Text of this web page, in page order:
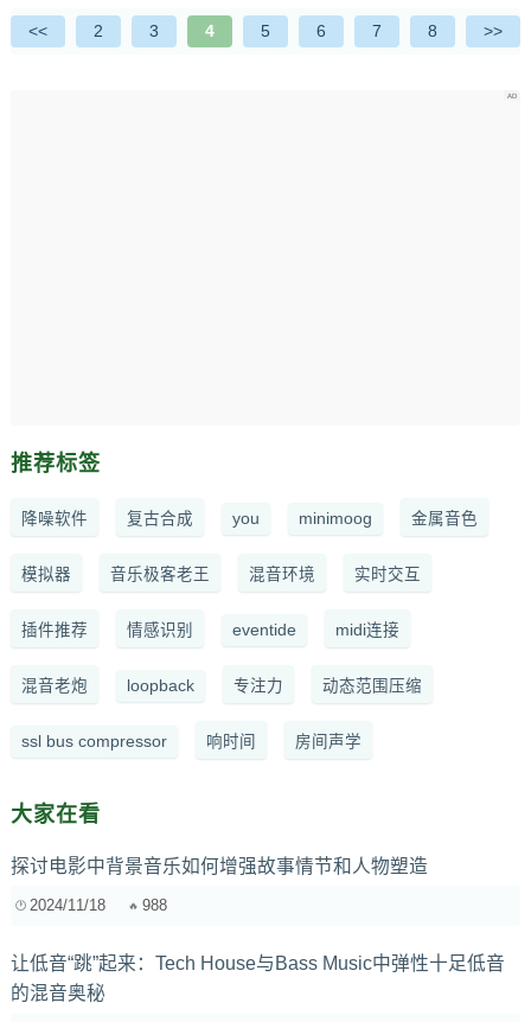
<< 2 3 4 5 6 7 8 >>
推荐标签
降噪软件 复古合成 you minimoog 金属音色
模拟器 音乐极客老王 混音环境 实时交互
插件推荐 情感识别 eventide midi连接
混音老炮 loopback 专注力 动态范围压缩
ssl bus compressor 响时间 房间声学
大家在看
探讨电影中背景音乐如何增强故事情节和人物塑造
2024/11/18 988
让低音“跳”起来：Tech House与Bass Music中弹性十足低音
的混音奥秘